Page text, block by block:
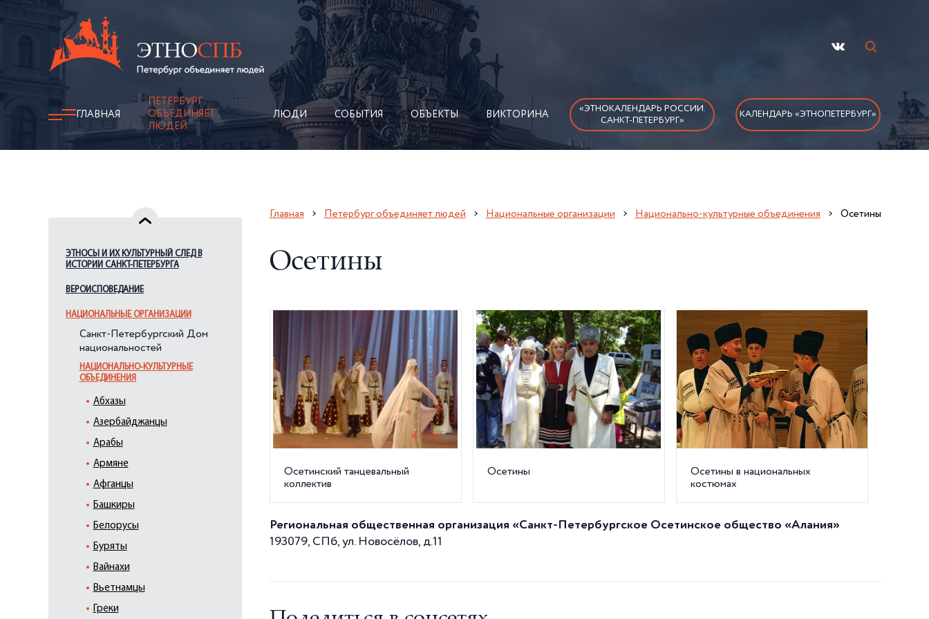
ГЛАВНАЯ
ПЕТЕРБУРГ
ОБЪЕДИНЯЕТ
ЛЮДЕЙ
ЛЮДИ СОБЫТИЯ ОБЪЕКТЫ ВИКТОРИНА
«ЭТНОКАЛЕНДАРЬ РОССИИ.
САНКТ-ПЕТЕРБУРГ»
КАЛЕНДАРЬ «ЭТНОПЕТЕРБУРГ»
ЭТНОСЫ И ИХ КУЛЬТУРНЫЙ СЛЕД В
ИСТОРИИ САНКТ-ПЕТЕРБУРГА
ВЕРОИСПОВЕДАНИЕ
НАЦИОНАЛЬНЫЕ ОРГАНИЗАЦИИ
Санкт-Петербургский Дом
национальностей
НАЦИОНАЛЬНО-КУЛЬТУРНЫЕ
ОБЪЕДИНЕНИЯ
Абхазы
Азербайджанцы
Арабы
Армяне
Афганцы
Башкиры
Белорусы
Буряты
Вайнахи
Вьетнамцы
Греки
Главная Петербург объединяет людей Национальные организации Национально-культурные объединения Осетины
Осетины
Осетинский танцевальный
коллектив
Осетины
Осетины в национальных
костюмах
Региональная общественная организация «Санкт-Петербургское Осетинское общество «Алания»
193079, СПб, ул. Новосёлов, д.11